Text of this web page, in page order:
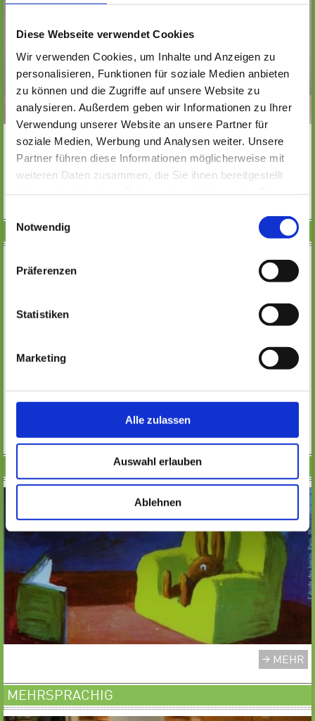
Diese Webseite verwendet Cookies
Wir verwenden Cookies, um Inhalte und Anzeigen zu
personalisieren, Funktionen für soziale Medien anbieten
zu können und die Zugriffe auf unsere Website zu
analysieren. Außerdem geben wir Informationen zu Ihrer
Verwendung unserer Website an unsere Partner für
soziale Medien, Werbung und Analysen weiter. Unsere
Partner führen diese Informationen möglicherweise mit
weiteren Daten zusammen, die Sie ihnen bereitgestellt
Datenschutzhinweise
Notwendig
Präferenzen
Statistiken
Marketing
Alle zulassen
Auswahl erlauben
Ablehnen
Während der Rüsselsheimer Lesewochen werden mit dem
Förderverein "Lesen und lesen lassen e.V." Lesungen für
Schulen in Rüsselsheim veranstaltet.
MEHR
BILDERBUCHZEIT
MEHR
BILDERBUCHKINO
MEHR
MEHRSPRACHIG